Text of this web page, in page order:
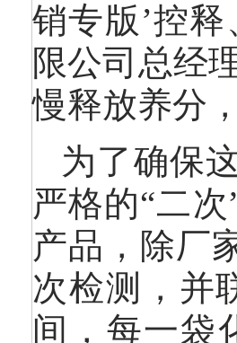
销专版’控
限公司总经
慢释放养分
为了确保
严格的“二
产品，除厂
次检测，并
间，每一袋